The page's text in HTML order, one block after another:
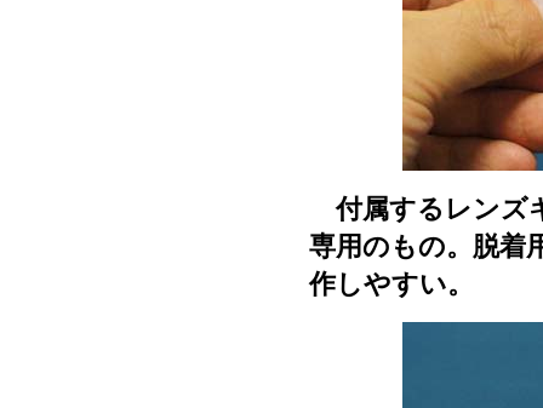
付属するレンズ
専用のもの。脱着
作しやすい。